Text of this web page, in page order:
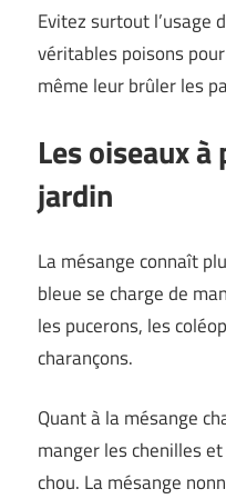
Evitez surtout l’usage
véritables poisons
même leur brûler les
Les oiseaux
jardin
La mésange connaît
bleue se charge de
les pucerons, les
charançons.
Quant à la mésange
manger les chenilles
chou. La mésange